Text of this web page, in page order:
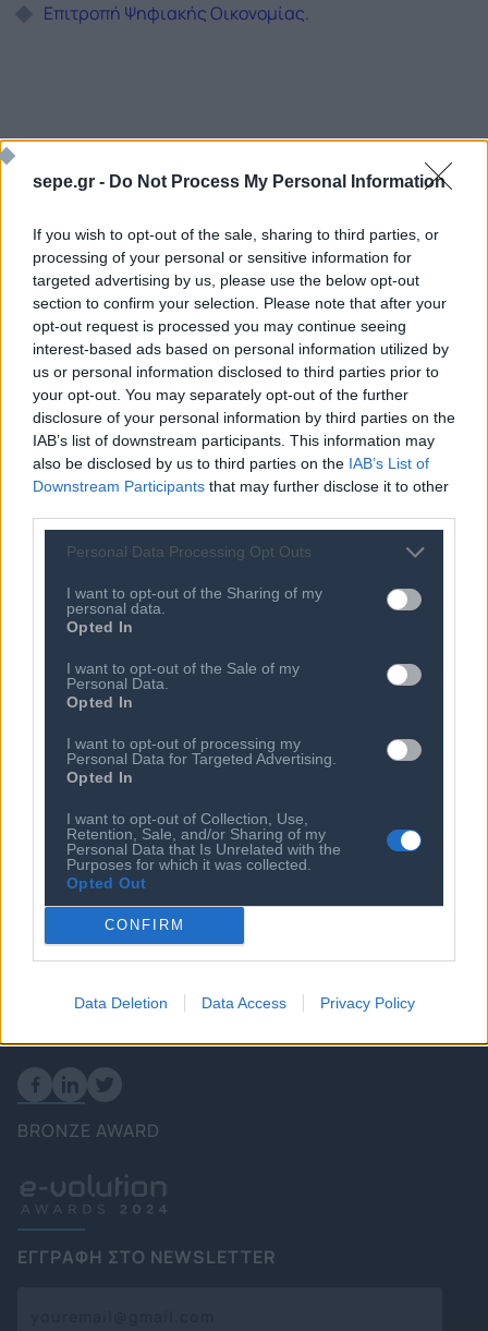
sepe.gr - Do Not Process My Personal Information
If you wish to opt-out of the sale, sharing to third parties, or
processing of your personal or sensitive information for
targeted advertising by us, please use the below opt-out
section to confirm your selection. Please note that after your
opt-out request is processed you may continue seeing
interest-based ads based on personal information utilized by
us or personal information disclosed to third parties prior to
your opt-out. You may separately opt-out of the further
disclosure of your personal information by third parties on the
IAB’s list of downstream participants. This information may
also be disclosed by us to third parties on the IAB’s List of
Downstream Participants that may further disclose it to other
Personal Data Processing Opt Outs
I want to opt-out of the Sharing of my
personal data.
Opted In
I want to opt-out of the Sale of my
Personal Data.
Opted In
I want to opt-out of processing my
Personal Data for Targeted Advertising.
Opted In
I want to opt-out of Collection, Use,
Retention, Sale, and/or Sharing of my
Personal Data that Is Unrelated with the
Purposes for which it was collected.
Opted Out
CONFIRM
Data Deletion Data Access Privacy Policy
Επιτροπή Ψηφιακής Οικονομίας.
Ποιος είναι ο ΣΕΠΕ
Καταστατικό
Κώδικας Δεοντολογίας
Κανονισμός Διαιτησίας
Ιστορικό
Διοικητικό Συμβούλιο/
Αιρετά Όργανα
Διοικητικό Προσωπικό &
Συνεργάτες
Επιχειρήσεις - Μέλη
Εγγραφή Νέου Μέλους
Προνόμια Μελών
Επιτροπές & Ομάδες
Εργασίας
Εκδηλώσεις
Προκηρύξεις -
Ευκαιρίες Καριέρας
Ο ΣΕΠΕ είναι Μέλος
Τεχνολογικά Νέα
Άρθρα & Συνεντεύξεις
Startups
Επικοινωνία
Πολιτική
Επιχειρήσεις
Ενέργεια
Καιρός
BRONZE AWARD
ΕΓΓΡΑΦΗ ΣΤΟ NEWSLETTER